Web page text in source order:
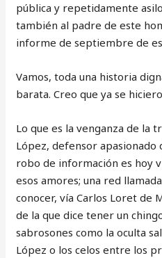
pública y repetidamente
también al padre de este
informe de septiembre de
Vamos, toda una historia
barata. Creo que ya se
Lo que es la venganza de la
López, defensor apasionado
robo de información es hoy
esos amores; una red llamada
conocer, vía Carlos Loret de
de la que dice tener un
sabrosones como la oculta
López o los celos entre los